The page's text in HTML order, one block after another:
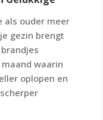
als ouder meer
gezin brengt
waarin
oplopen en